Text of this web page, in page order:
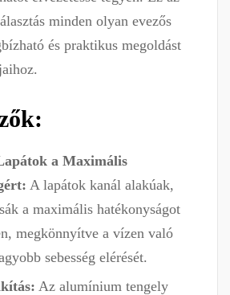
minden olyan evezős
és praktikus megoldást
a Maximális
A lapátok kanál alakúak,
a maximális hatékonyságot
megkönnyítve a vízen való
sebesség elérését.
Az alumínium tengely